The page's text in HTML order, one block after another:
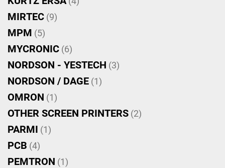
MIRTEC (9)
MPM (5)
MYCRONIC (6)
NORDSON - YESTECH (3)
NORDSON / DAGE (1)
OMRON (1)
OTHER SCREEN PRINTERS (2)
PARMI (1)
PCB (4)
PEMTRON (1)